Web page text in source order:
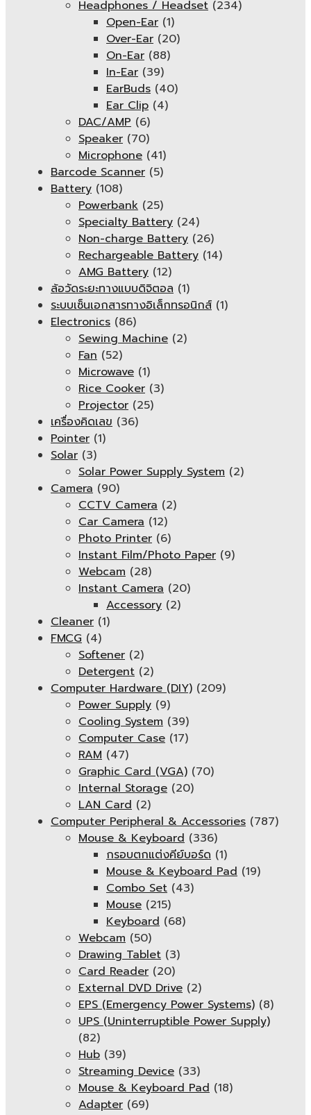
Headphones / Headset (234)
Open-Ear (1)
Over-Ear (20)
On-Ear (88)
In-Ear (39)
EarBuds (40)
Ear Clip (4)
DAC/AMP (6)
Speaker (70)
Microphone (41)
Barcode Scanner (5)
Battery (108)
Powerbank (25)
Specialty Battery (24)
Non-charge Battery (26)
Rechargeable Battery (14)
AMG Battery (12)
ล้อวัดระยะทางแบบดิจิตอล (1)
ระบบเซ็นเอกสารทางอิเล็กทรอนิกส์ (1)
Electronics (86)
Sewing Machine (2)
Fan (52)
Microwave (1)
Rice Cooker (3)
Projector (25)
เครื่องคิดเลข (36)
Pointer (1)
Solar (3)
Solar Power Supply System (2)
Camera (90)
CCTV Camera (2)
Car Camera (12)
Photo Printer (6)
Instant Film/Photo Paper (9)
Webcam (28)
Instant Camera (20)
Accessory (2)
Cleaner (1)
FMCG (4)
Softener (2)
Detergent (2)
Computer Hardware (DIY) (209)
Power Supply (9)
Cooling System (39)
Computer Case (17)
RAM (47)
Graphic Card (VGA) (70)
Internal Storage (20)
LAN Card (2)
Computer Peripheral & Accessories (787)
Mouse & Keyboard (336)
กรอบตกแต่งคีย์บอร์ด (1)
Mouse & Keyboard Pad (19)
Combo Set (43)
Mouse (215)
Keyboard (68)
Webcam (50)
Drawing Tablet (3)
Card Reader (20)
External DVD Drive (2)
EPS (Emergency Power Systems) (8)
UPS (Uninterruptible Power Supply)
(82)
Hub (39)
Streaming Device (33)
Mouse & Keyboard Pad (18)
Adapter (69)